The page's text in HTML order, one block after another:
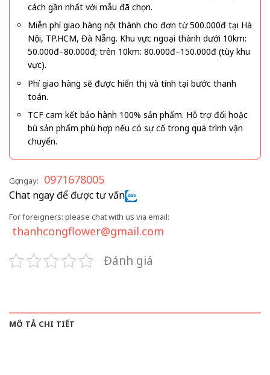
cách gần nhất với mẫu đã chọn.
Miễn phí giao hàng nội thành cho đơn từ 500.000đ tại Hà
Nội, TP.HCM, Đà Nẵng. Khu vực ngoại thành dưới 10km:
50.000đ–80.000đ; trên 10km: 80.000đ–150.000đ (tùy khu
vực).
Phí giao hàng sẽ được hiển thị và tính tại bước thanh
toán.
TCF cam kết bảo hành 100% sản phẩm. Hỗ trợ đổi hoặc
bù sản phẩm phù hợp nếu có sự cố trong quá trình vận
chuyển.
Gọi ngay: 0971678005
Chat ngay để được tư vấn
For foreigners: please chat with us via email:
thanhcongflower@gmail.com
Đánh giá
MÔ TẢ CHI TIẾT